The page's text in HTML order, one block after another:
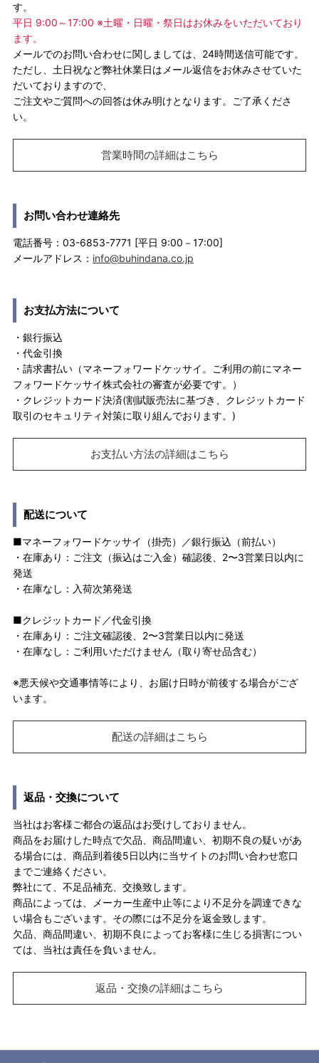
す。
平日 9:00～17:00 ※土曜・日曜・祭日はお休みをいただいており
ます。
メールでのお問い合わせに関しましては、24時間送信可能です。
ただし、土日祝など弊社休業日はメール返信をお休みさせていた
だいておりますので、
ご注文やご質問への回答は休み明けとなります。ご了承くださ
い。
営業時間の詳細はこちら
お問い合わせ連絡先
電話番号：03-6853-7771 [平日 9:00－17:00]
メールアドレス： info@buhindana.co.jp
お支払方法について
・銀行振込
・代金引換
・請求書払い（マネーフォワードケッサイ。ご利用の前にマネー
フォワードケッサイ株式会社の審査が必要です。）
・クレジットカード決済(割賦販売法に基づき、クレジットカード
取引のセキュリティ対策に取り組んでおります。)
お支払い方法の詳細はこちら
配送について
■マネーフォワードケッサイ（掛売）／銀行振込（前払い）
・在庫あり：ご注文（振込はご入金）確認後、2〜3営業日以内に
発送
・在庫なし：入荷次第発送
■クレジットカード／代金引換
・在庫あり：ご注文確認後、2〜3営業日以内に発送
・在庫なし：ご利用いただけません（取り寄せ品含む）
※悪天候や交通事情等により、お届け日時が前後する場合がござ
います。
配送の詳細はこちら
返品・交換について
当社はお客様ご都合の返品はお受けしておりません。
商品をお届けした時点で欠品、商品間違い、初期不良の疑いがあ
る場合には、商品到着後5日以内に当サイトのお問い合わせ窓口
までご連絡ください。
弊社にて、不足品補充、交換致します。
商品によっては、メーカー生産中止等により不足分を調達できな
い場合もございます。その際には不足分を返金致します。
欠品、商品間違い、初期不良によってお客様に生じる損害につい
ては、当社は責任を負いません。
返品・交換の詳細はこちら